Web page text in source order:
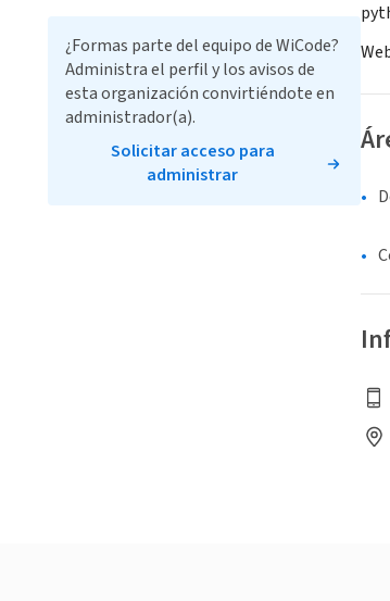
¿Formas parte del equipo de WiCode?
Administra el perfil y los avisos de
esta organización convirtiéndote en
administrador(a).
Solicitar acceso para
administrar